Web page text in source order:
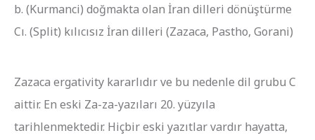
b. (Kurmanci) doğmakta olan İran dilleri dönüştürme
Cı. (Split) kılıcısız İran dilleri (Zazaca, Pastho, Gorani)
Zazaca ergativity kararlıdır ve bu nedenle dil grubu C
aittir. En eski Za-za-yazıları 20. yüzyıla
tarihlenmektedir. Hiçbir eski yazıtlar vardır hayatta,